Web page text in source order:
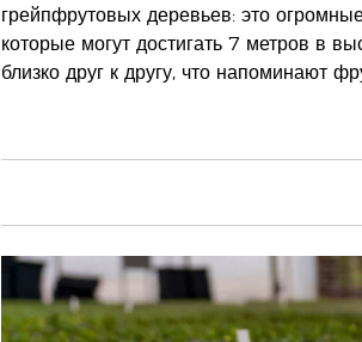
грейпфрутовых деревьев: это
которые могут достигать 7 метров в
близко друг к другу, что напоминают